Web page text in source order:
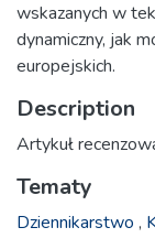
wskazanych w
dynamiczny, jak
europejskich.
Description
Artykuł
Tematy
Dziennikarstwo ,